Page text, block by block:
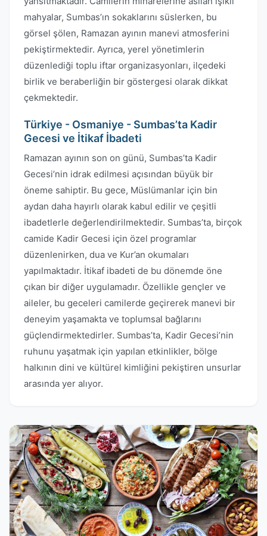
mahyalar, Sumbas’ın sokaklarını süslerken, bu
görsel şölen, Ramazan ayının manevi atmosferini
pekiştirmektedir. Ayrıca, yerel yönetimlerin
düzenlediği toplu iftar organizasyonları, ilçedeki
birlik ve beraberliğin bir göstergesi olarak dikkat
çekmektedir.
Türkiye - Osmaniye - Sumbas’ta Kadir
Gecesi ve İtikaf İbadeti
Ramazan ayının son on günü, Sumbas’ta Kadir
Gecesi’nin idrak edilmesi açısından büyük bir
öneme sahiptir. Bu gece, Müslümanlar için bin
aydan daha hayırlı olarak kabul edilir ve çeşitli
ibadetlerle değerlendirilmektedir. Sumbas’ta, birçok
camide Kadir Gecesi için özel programlar
düzenlenirken, dua ve Kur’an okumaları
yapılmaktadır. İtikaf ibadeti de bu dönemde öne
çıkan bir diğer uygulamadır. Özellikle gençler ve
aileler, bu geceleri camilerde geçirerek manevi bir
deneyim yaşamakta ve toplumsal bağlarını
güçlendirmektedirler. Sumbas’ta, Kadir Gecesi’nin
ruhunu yaşatmak için yapılan etkinlikler, bölge
halkının dini ve kültürel kimliğini pekiştiren unsurlar
arasında yer alıyor.